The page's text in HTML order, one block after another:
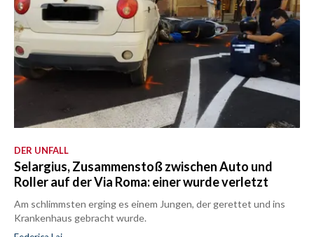
DER UNFALL
Selargius, Zusammenstoß zwischen Auto und
Roller auf der Via Roma: einer wurde verletzt
Am schlimmsten erging es einem Jungen, der gerettet und ins
Krankenhaus gebracht wurde.